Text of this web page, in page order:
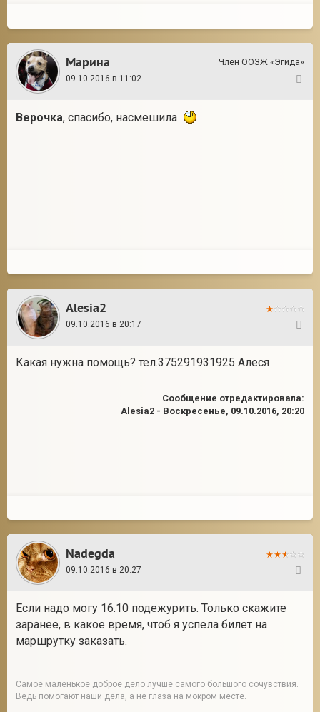
Марина
Член ООЗЖ «Эгида»
09.10.2016 в 11:02
Верочка, спасибо, насмешила
Alesia2
09.10.2016 в 20:17
Какая нужна помощь? тел.375291931925 Алеся
Сообщение отредактировала:
Alesia2 - Воскресенье, 09.10.2016, 20:20
Nadegda
09.10.2016 в 20:27
Если надо могу 16.10 подежурить. Только скажите
заранее, в какое время, чтоб я успела билет на
маршрутку заказать.
Cамое маленькое доброе дело лучше самого большого сочувствия.
Ведь помогают наши дела, а не глаза на мокром месте.